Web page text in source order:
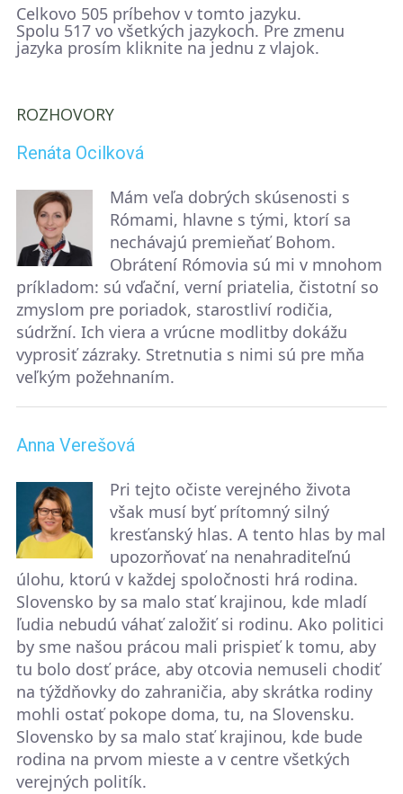
Celkovo 505 príbehov v tomto jazyku.
Spolu 517 vo všetkých jazykoch. Pre zmenu
jazyka prosím kliknite na jednu z vlajok.
ROZHOVORY
Renáta Ocilková
Mám veľa dobrých skúsenosti s
Rómami, hlavne s tými, ktorí sa
nechávajú premieňať Bohom.
Obrátení Rómovia sú mi v mnohom
príkladom: sú vďační, verní priatelia, čistotní so
zmyslom pre poriadok, starostliví rodičia,
súdržní. Ich viera a vrúcne modlitby dokážu
vyprosiť zázraky. Stretnutia s nimi sú pre mňa
veľkým požehnaním.
Anna Verešová
Pri tejto očiste verejného života
však musí byť prítomný silný
kresťanský hlas. A tento hlas by mal
upozorňovať na nenahraditeľnú
úlohu, ktorú v každej spoločnosti hrá rodina.
Slovensko by sa malo stať krajinou, kde mladí
ľudia nebudú váhať založiť si rodinu. Ako politici
by sme našou prácou mali prispieť k tomu, aby
tu bolo dosť práce, aby otcovia nemuseli chodiť
na týždňovky do zahraničia, aby skrátka rodiny
mohli ostať pokope doma, tu, na Slovensku.
Slovensko by sa malo stať krajinou, kde bude
rodina na prvom mieste a v centre všetkých
verejných politík.